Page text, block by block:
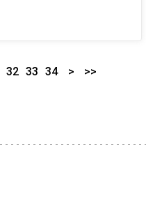
32 33 34 > >>